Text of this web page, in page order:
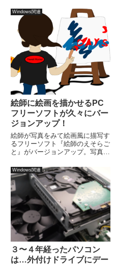
フの作成手順は3ステップで完
了。動作環境は、Windows 10 に
て確認済み、LinuixでもWineを介
して動作可能（一部制約あり）。
Windows関連
絵師に絵画を描かせるPC
フリーソフトが久々にバー
ジョンアップ！
絵師が写真をみて絵画風に描写す
るフリーソフト『絵師のえそらご
と』がバージョンアップ。写真な
くソフトで、絵師の描写が成長
（変化）します。また、絵を描い
ていく状況を見ているのが楽し
く、ついボーっと見てしまいま
す。
Windows関連
３〜４年経ったパソコン
は…外付けドライブにデー